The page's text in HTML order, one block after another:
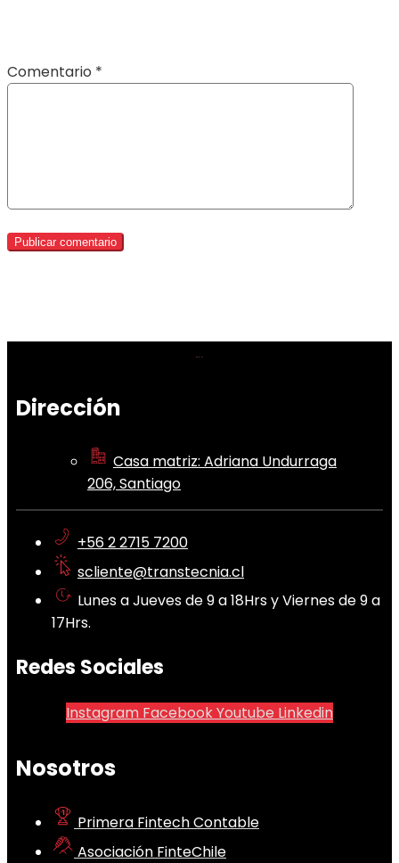
Comentario *
Dirección
Casa matriz: Adriana Undurraga
206, Santiago
+56 2 2715 7200
scliente@transtecnia.cl
Lunes a Jueves de 9 a 18Hrs y Viernes de 9 a
17Hrs.
Redes Sociales
Instagram FacebookYoutube Linkedin
Nosotros
Primera Fintech Contable
Asociación FinteChile